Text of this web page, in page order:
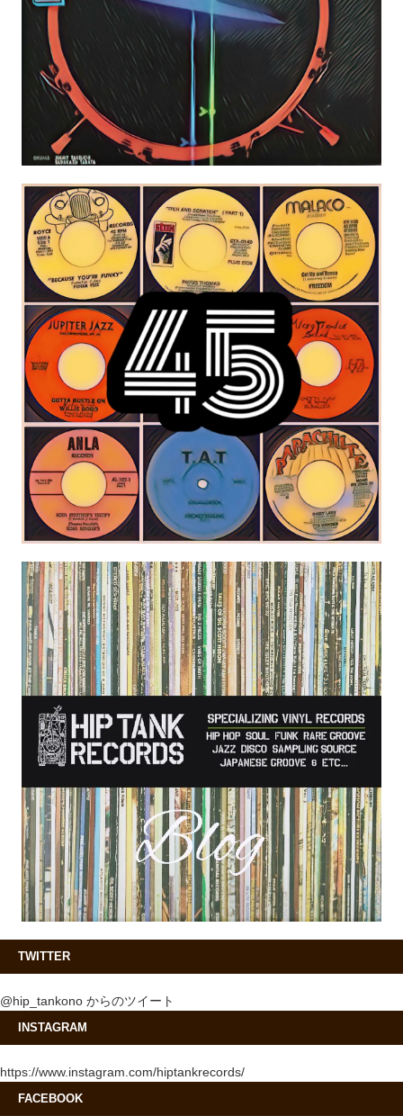
TWITTER
@hip_tankono からのツイート
INSTAGRAM
https://www.instagram.com/hiptankrecords/
FACEBOOK